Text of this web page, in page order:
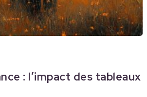
: l’impact des tableaux